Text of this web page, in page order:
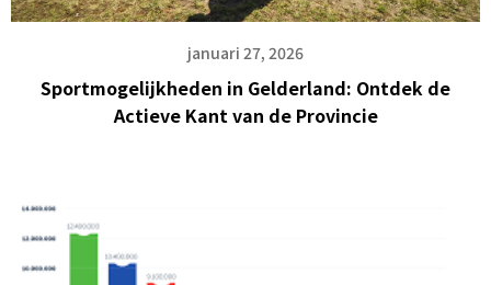
januari 27, 2026
Sportmogelijkheden in Gelderland: Ontdek de
Actieve Kant van de Provincie